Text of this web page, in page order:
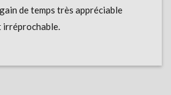
de temps très appréciable
irréprochable.